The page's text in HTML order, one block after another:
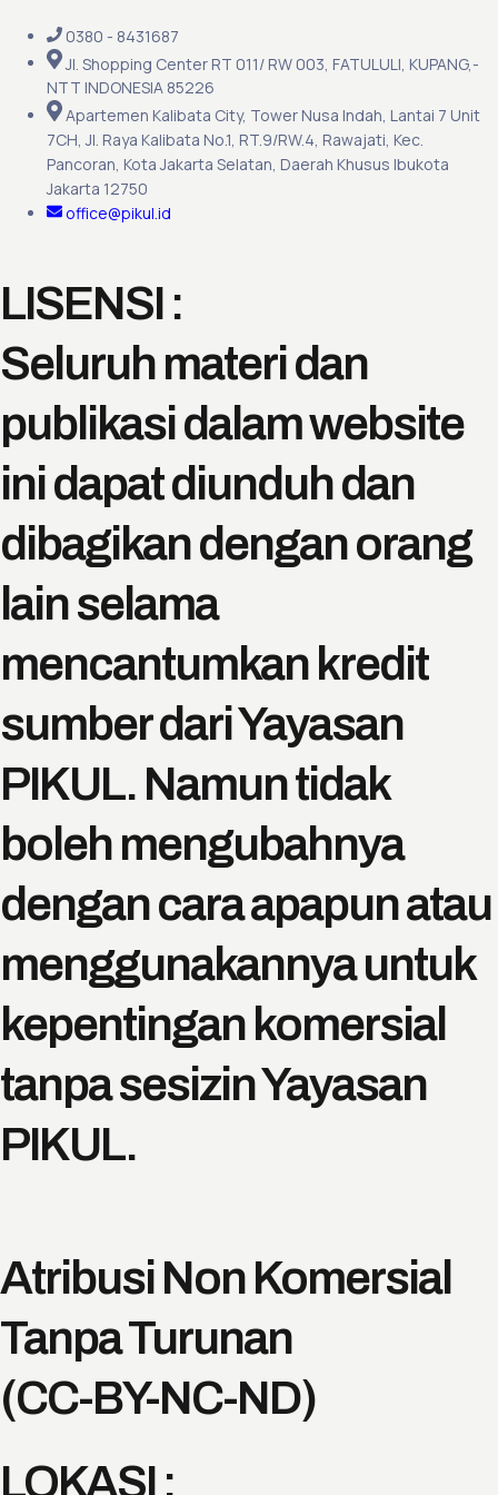
0380 - 8431687
Jl. Shopping Center RT 011/ RW 003, FATULULI, KUPANG,-
NTT INDONESIA 85226
Apartemen Kalibata City, Tower Nusa Indah, Lantai 7 Unit
7CH, Jl. Raya Kalibata No.1, RT.9/RW.4, Rawajati, Kec.
Pancoran, Kota Jakarta Selatan, Daerah Khusus Ibukota
Jakarta 12750
office@pikul.id
LISENSI :
Seluruh materi dan
publikasi dalam website
ini dapat diunduh dan
dibagikan dengan orang
lain selama
mencantumkan kredit
sumber dari Yayasan
PIKUL. Namun tidak
boleh mengubahnya
dengan cara apapun atau
menggunakannya untuk
kepentingan komersial
tanpa sesizin Yayasan
PIKUL.
Atribusi Non Komersial
Tanpa Turunan
(CC-BY-NC-ND)
LOKASI :